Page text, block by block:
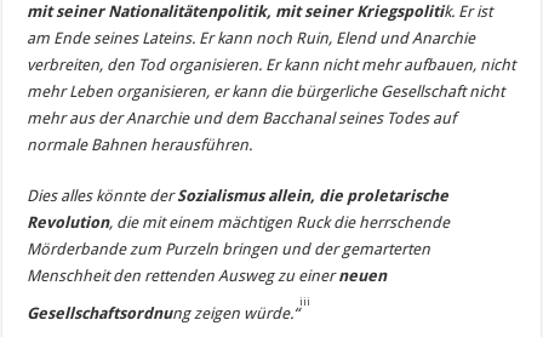
mit seiner Nationalitätenpolitik, mit seiner Kriegspolitik. Er ist
am Ende seines Lateins. Er kann noch Ruin, Elend und Anarchie
verbreiten, den Tod organisieren. Er kann nicht mehr aufbauen, nicht
mehr Leben organisieren, er kann die bürgerliche Gesellschaft nicht
mehr aus der Anarchie und dem Bacchanal seines Todes auf
normale Bahnen herausführen.
Dies alles könnte derSozialismus allein, die proletarische
Revolution, die mit einem mächtigen Ruck die herrschende
Mörderbande zum Purzeln bringen und der gemarterten
Menschheit den rettenden Ausweg zu einerneuen
Gesellschaftsordnungzeigen würde.“
iii